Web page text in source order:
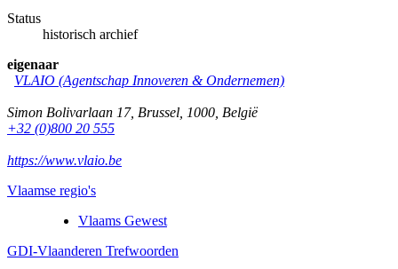
Status
historisch archief
eigenaar
VLAIO (Agentschap Innoveren & Ondernemen)
Simon Bolivarlaan 17, Brussel 1000 België
+32 (0)800 20 555
https://www.vlaio.be
Vlaamse regio's
Vlaams Gewest
GDI-Vlaanderen Trefwoorden